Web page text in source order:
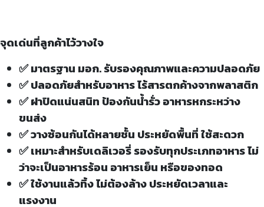
จุดเด่นที่ลูกค้าไว้วางใจ
✅ มาตรฐาน มอก. รับรองคุณภาพและความปลอดภัย
✅ ปลอดภัยสำหรับอาหาร ไร้สารตกค้างจากพลาสติก
✅ ฝาปิดแน่นสนิท ป้องกันน้ำรั่ว อาหารหกระหว่าง
ขนส่ง
✅ วางซ้อนกันได้หลายชั้น ประหยัดพื้นที่ ใช้สะดวก
✅ เหมาะสำหรับเดลิเวอรี่ รองรับทุกประเภทอาหาร ไม่
ว่าจะเป็นอาหารร้อน อาหารเย็น หรือของทอด
✅ ใช้งานแล้วทิ้ง ไม่ต้องล้าง ประหยัดเวลาและ
แรงงาน